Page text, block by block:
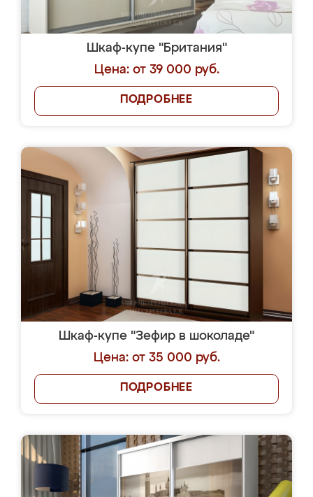
Шкаф-купе "Британия"
Цена: от 39 000 руб.
ПОДРОБНЕЕ
Шкаф-купе "Зефир в шоколаде"
Цена: от 35 000 руб.
ПОДРОБНЕЕ